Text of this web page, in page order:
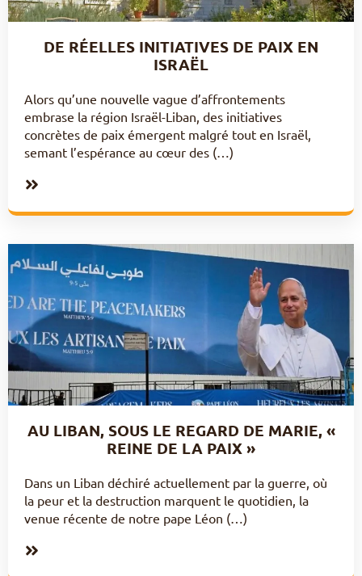
DE RÉELLES INITIATIVES DE PAIX EN
ISRAËL
Alors qu’une nouvelle vague d’affrontements
embrase la région Israël-Liban, des initiatives
concrètes de paix émergent malgré tout en Israël,
semant l’espérance au cœur des (…)
AU LIBAN, SOUS LE REGARD DE MARIE, «
REINE DE LA PAIX »
Dans un Liban déchiré actuellement par la guerre, où
la peur et la destruction marquent le quotidien, la
venue récente de notre pape Léon (…)